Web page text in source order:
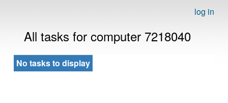
log in
All tasks for computer 7218040
No tasks to display